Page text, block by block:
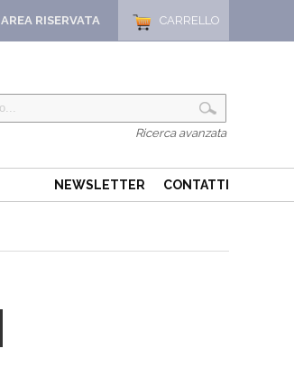
CARRELLO
AREA RISERVATA
Ricerca avanzata
NEWSLETTER CONTATTI